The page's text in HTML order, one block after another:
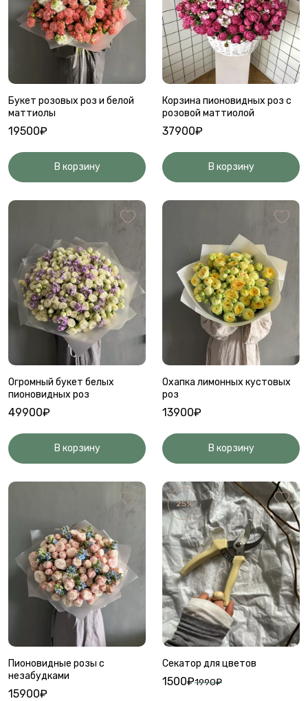
Букет розовых роз и белой
маттиолы
19500₽
В корзину
Корзина пионовидных роз с
розовой маттиолой
37900₽
В корзину
Огромный букет белых
пионовидных роз
49900₽
В корзину
Охапка лимонных кустовых
роз
13900₽
В корзину
Пионовидные розы с
незабудками
15900₽
25%
Секатор для цветов
1500₽1990₽